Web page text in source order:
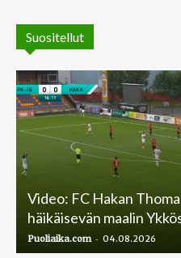
Suositellut
Video: FC Hakan
häikäisevän maalin
Puoliaika.com - 04.08.2026